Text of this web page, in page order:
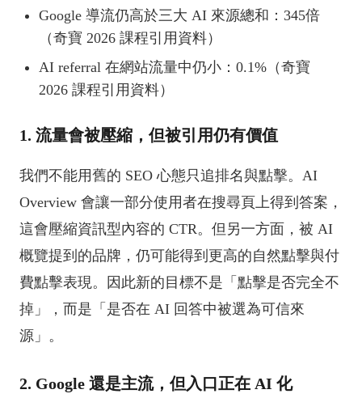
Google 導流仍高於三大 AI 來源總和：345倍
（奇寶 2026 課程引用資料）
AI referral 在網站流量中仍小：0.1%（奇寶
2026 課程引用資料）
1. 流量會被壓縮，但被引用仍有價值
我們不能用舊的 SEO 心態只追排名與點擊。AI
Overview 會讓一部分使用者在搜尋頁上得到答案，
這會壓縮資訊型內容的 CTR。但另一方面，被 AI
概覽提到的品牌，仍可能得到更高的自然點擊與付
費點擊表現。因此新的目標不是「點擊是否完全不
掉」，而是「是否在 AI 回答中被選為可信來
源」。
2. Google 還是主流，但入口正在 AI 化